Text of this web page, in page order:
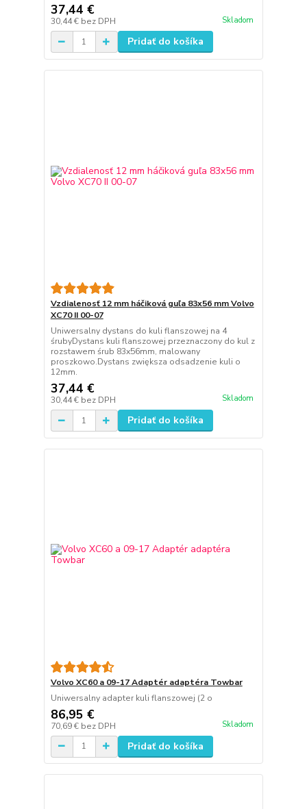
37,44 €
30,44 € bez DPH Skladom
Pridať do košíka
Vzdialenosť 12 mm háčiková guľa 83x56 mm Volvo
XC70 II 00-07
Uniwersalny dystans do kuli flanszowej na 4
śrubyDystans kuli flanszowej przeznaczony do kul z
rozstawem śrub 83x56mm, malowany
proszkowo.Dystans zwiększa odsadzenie kuli o
12mm.
37,44 €
30,44 € bez DPH Skladom
Pridať do košíka
Volvo XC60 a 09-17 Adaptér adaptéra Towbar
Uniwersalny adapter kuli flanszowej (2 o
86,95 €
70,69 € bez DPH Skladom
Pridať do košíka